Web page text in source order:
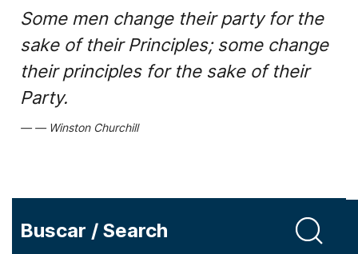
Some men change their party for the
sake of their Principles; some change
their principles for the sake of their
Party.
Winston Churchill
Buscar / Search